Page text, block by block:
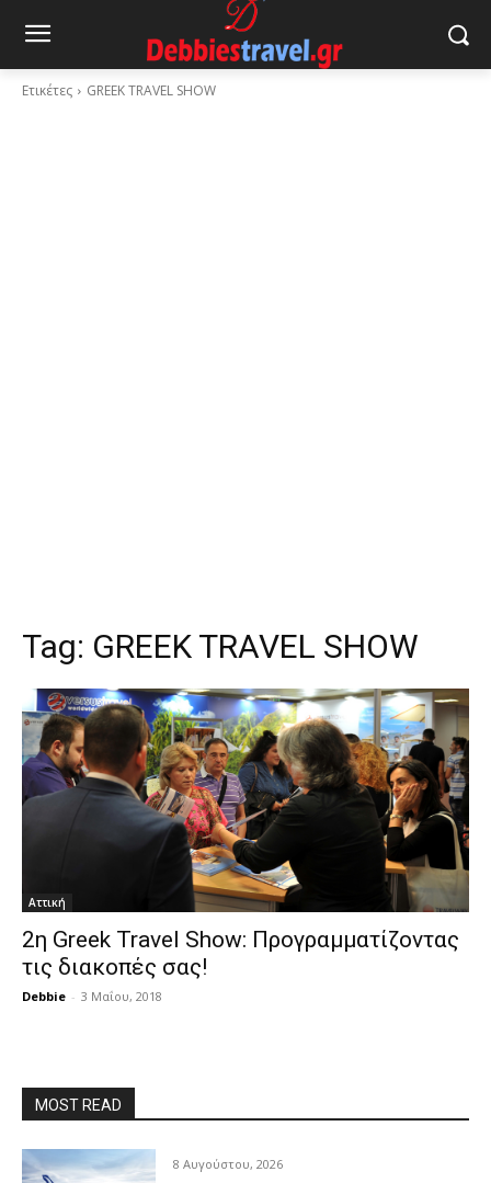
Ετικέτες GREEK TRAVEL SHOW
Tag: GREEK TRAVEL SHOW
Αττική
2η Greek Travel Show: Προγραμματίζοντας
τις διακοπές σας!
Debbie - 3 Μαΐου, 2018
MOST READ
8 Αυγούστου, 2026